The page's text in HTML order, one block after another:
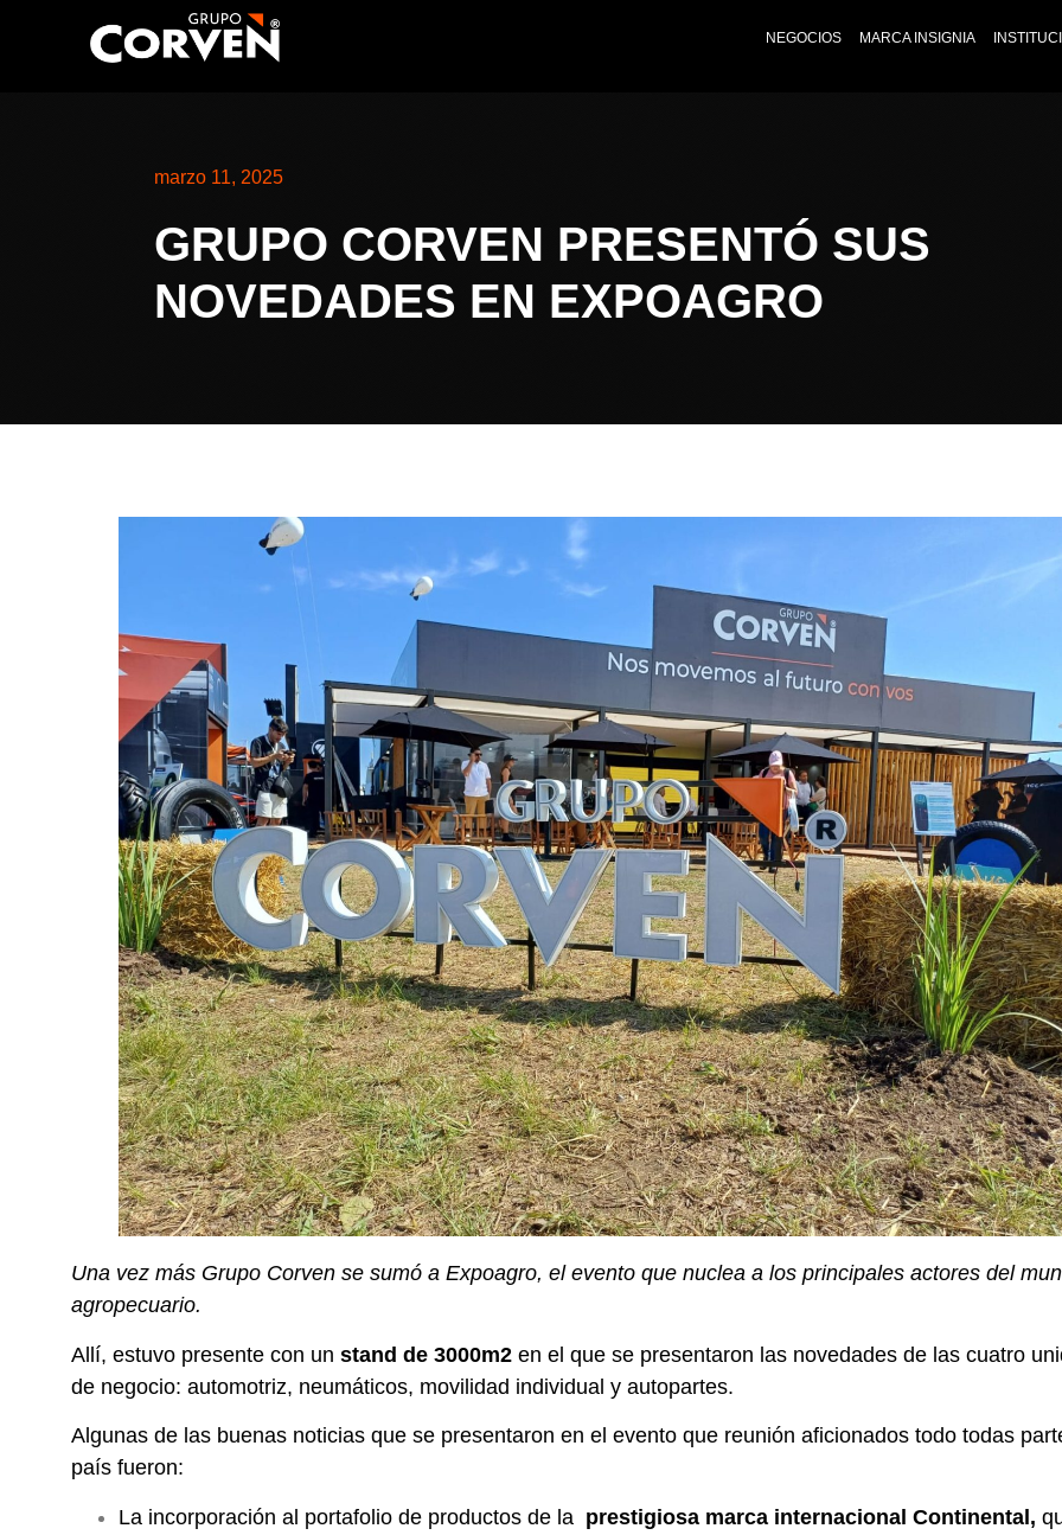
NEGOCIOS MARCA INSIGNIA
marzo 11, 2025
GRUPO CORVEN PRESENTÓ SUS
NOVEDADES EN EXPOAGRO
Una vez más Grupo Corven se sumó a Expoagro, el evento que nuclea a los principales actores del
agropecuario.
Allí, estuvo presente con un stand de 3000m2 en el que se presentaron las novedades de las cuatro
de negocio: automotriz, neumáticos, movilidad individual y autopartes.
Algunas de las buenas noticias que se presentaron en el evento que reunión aficionados todo todas
país fueron:
La incorporación al portafolio de productos de la prestigiosa marca internacional Continental,